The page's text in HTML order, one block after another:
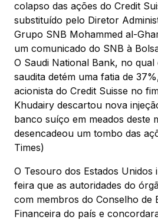
colapso das ações do Credit
substituído pelo Diretor
Grupo SNB Mohammed al-
um comunicado do SNB à
O Saudi National Bank, no
saudita detém uma fatia de
acionista do Credit Suisse no
Khudairy descartou nova
banco suíço em meados deste
desencadeou um tombo das
Times)
O Tesouro dos Estados
feira que as autoridades do
com membros do Conselho de
Financeira do país e